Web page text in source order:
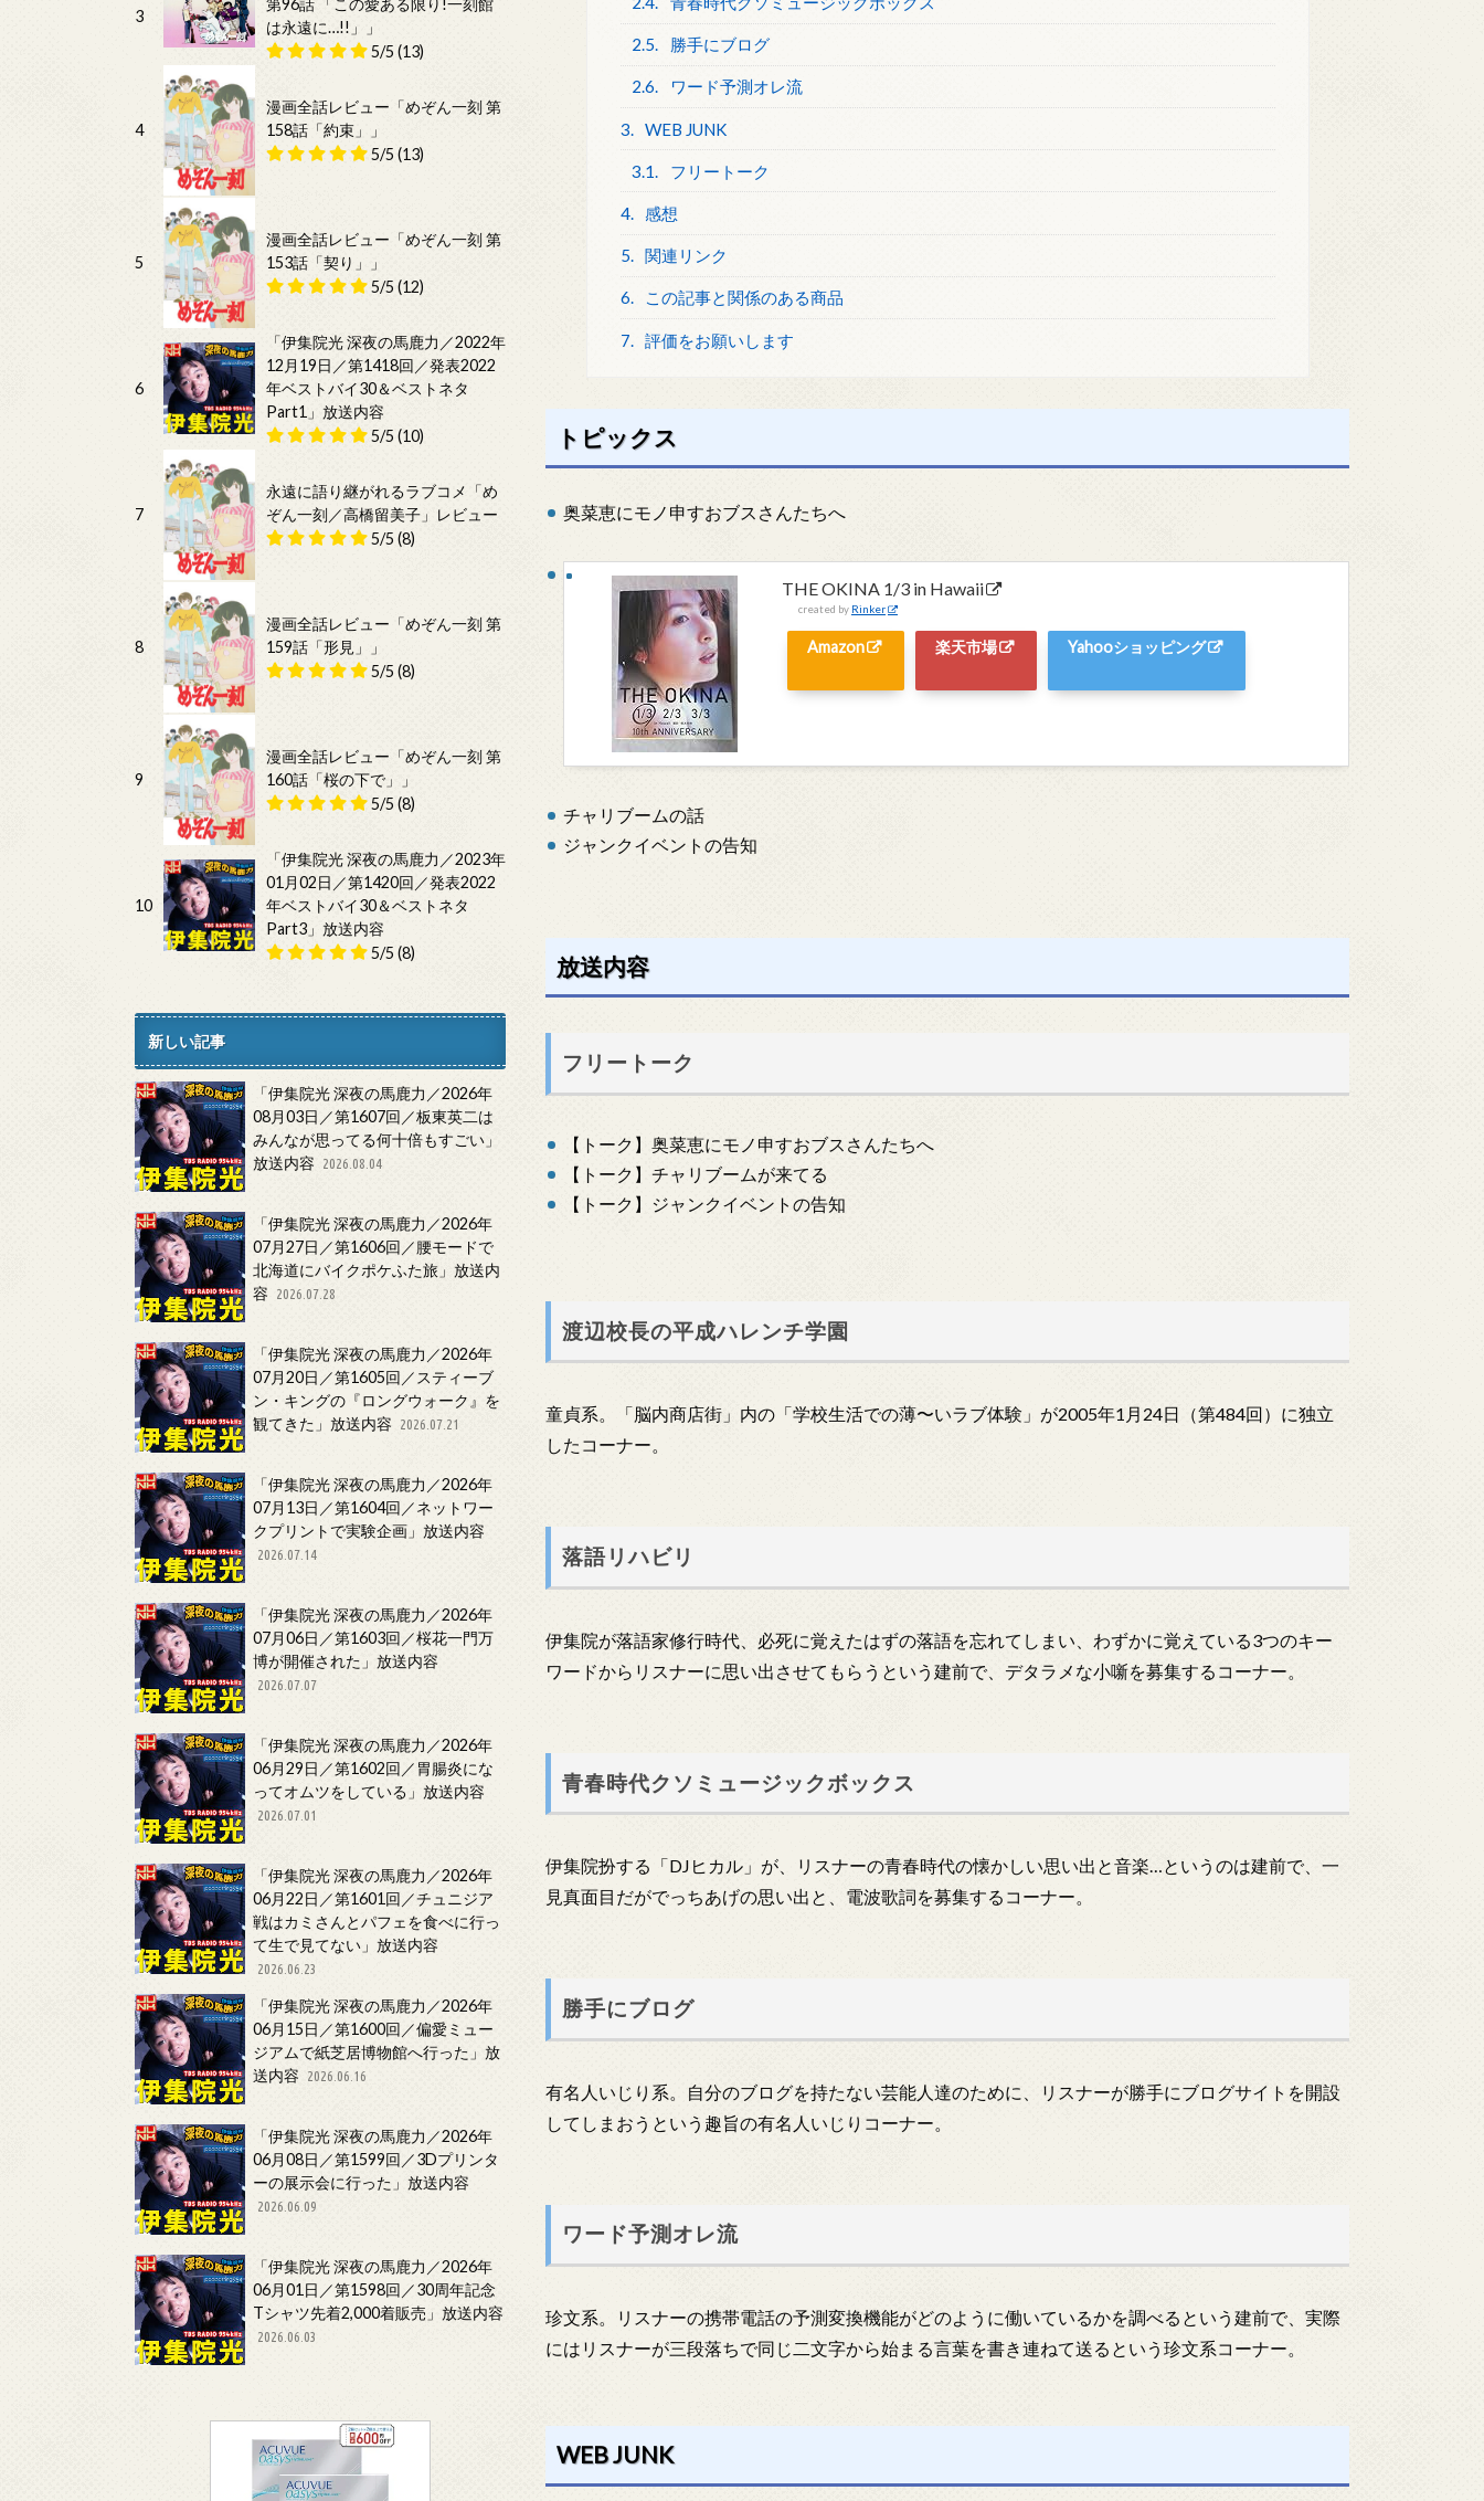
2.5. 勝手にブログ
2.6. ワード予測オレ流
3. WEB JUNK
3.1. フリートーク
4. 感想
5. 関連リンク
6. この記事と関係のある商品
7. 評価をお願いします
トピックス
奥菜恵にモノ申すおブスさんたちへ
THE OKINA 1/3 in Hawaii
created by Rinker
Amazon 楽天市場 Yahooショッピング
チャリブームの話
ジャンクイベントの告知
放送内容
フリートーク
【トーク】奥菜恵にモノ申すおブスさんたちへ
【トーク】チャリブームが来てる
【トーク】ジャンクイベントの告知
渡辺校長の平成ハレンチ学園
童貞系。「脳内商店街」内の「学校生活での薄〜いラブ体験」が2005年1月24日（第484回）に独立
したコーナー。
落語リハビリ
伊集院が落語家修行時代、必死に覚えたはずの落語を忘れてしまい、わずかに覚えている3つのキー
ワードからリスナーに思い出させてもらうという建前で、デタラメな小噺を募集するコーナー。
青春時代クソミュージックボックス
伊集院扮する「DJヒカル」が、リスナーの青春時代の懐かしい思い出と音楽…というのは建前で、一
見真面目だがでっちあげの思い出と、電波歌詞を募集するコーナー。
勝手にブログ
有名人いじり系。自分のブログを持たない芸能人達のために、リスナーが勝手にブログサイトを開設
してしまおうという趣旨の有名人いじりコーナー。
ワード予測オレ流
珍文系。リスナーの携帯電話の予測変換機能がどのように働いているかを調べるという建前で、実際
にはリスナーが三段落ちで同じ二文字から始まる言葉を書き連ねて送るという珍文系コーナー。
WEB JUNK
3
第96話 「この愛ある限り!一刻館
は永遠に…!!」」
5/5 (13)
4
漫画全話レビュー「めぞん一刻 第
158話「約束」」
5/5 (13)
5
漫画全話レビュー「めぞん一刻 第
153話「契り」」
5/5 (12)
6
「伊集院光 深夜の馬鹿力／2022年
12月19日／第1418回／発表2022
年ベストバイ30＆ベストネタ
Part1」放送内容
5/5 (10)
7
永遠に語り継がれるラブコメ「め
ぞん一刻／高橋留美子」レビュー
5/5 (8)
8
漫画全話レビュー「めぞん一刻 第
159話「形見」」
5/5 (8)
9
漫画全話レビュー「めぞん一刻 第
160話「桜の下で」」
5/5 (8)
10
「伊集院光 深夜の馬鹿力／2023年
01月02日／第1420回／発表2022
年ベストバイ30＆ベストネタ
Part3」放送内容
5/5 (8)
新しい記事
「伊集院光 深夜の馬鹿力／2026年
08月03日／第1607回／板東英二は
みんなが思ってる何十倍もすごい」
放送内容
2026.08.04
「伊集院光 深夜の馬鹿力／2026年
07月27日／第1606回／腰モードで
北海道にバイクポケふた旅」放送内
容
2026.07.28
「伊集院光 深夜の馬鹿力／2026年
07月20日／第1605回／スティーブ
ン・キングの『ロングウォーク』を
観てきた」放送内容
2026.07.21
「伊集院光 深夜の馬鹿力／2026年
07月13日／第1604回／ネットワー
クプリントで実験企画」放送内容
2026.07.14
「伊集院光 深夜の馬鹿力／2026年
07月06日／第1603回／桜花一門万
博が開催された」放送内容
2026.07.07
「伊集院光 深夜の馬鹿力／2026年
06月29日／第1602回／胃腸炎にな
ってオムツをしている」放送内容
2026.07.01
「伊集院光 深夜の馬鹿力／2026年
06月22日／第1601回／チュニジア
戦はカミさんとパフェを食べに行っ
て生で見てない」放送内容
2026.06.23
「伊集院光 深夜の馬鹿力／2026年
06月15日／第1600回／偏愛ミュー
ジアムで紙芝居博物館へ行った」放
送内容
2026.06.16
「伊集院光 深夜の馬鹿力／2026年
06月08日／第1599回／3Dプリンタ
ーの展示会に行った」放送内容
2026.06.09
「伊集院光 深夜の馬鹿力／2026年
06月01日／第1598回／30周年記念
Tシャツ先着2,000着販売」放送内容
2026.06.03